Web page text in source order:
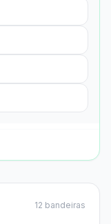
12 bandeiras